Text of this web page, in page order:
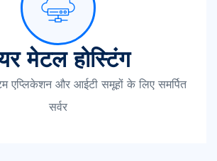
मेटल होस्टिंग
एप्लिकेशन और आईटी समूहों के लिए समर्पित
सर्वर